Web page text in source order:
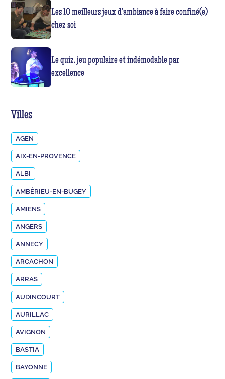
Les 10 meilleurs jeux d’ambiance à faire confiné(e)
chez soi
Le quiz, jeu populaire et indémodable par
excellence
Villes
AGEN
AIX-EN-PROVENCE
ALBI
AMBÉRIEU-EN-BUGEY
AMIENS
ANGERS
ANNECY
ARCACHON
ARRAS
AUDINCOURT
AURILLAC
AVIGNON
BASTIA
BAYONNE